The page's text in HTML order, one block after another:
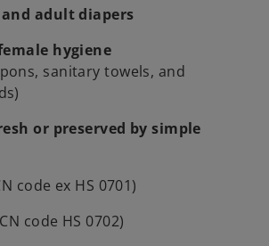
adult diapers
hygiene
sanitary towels, and
or preserved by simple
code ex HS 0701)
code HS 0702)